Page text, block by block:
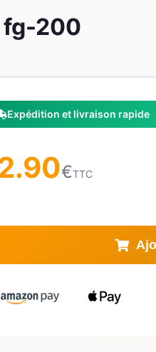
fg-200
Expédition et livraison rapide
€TTC